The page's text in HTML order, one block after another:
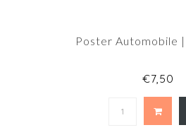
Poster Automobile
€7,50